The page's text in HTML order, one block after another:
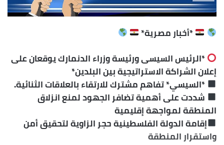
ل
ت
و
ن
ي
ا
*أخبار مصرية*
*الرئيس السيسى ورئيسة وزراء الدنمارك يوقعان على
إعلان الشراكة الاستراتيجية بين البلدين*
*السيسي* تفاهم مشترك للارتقاء بالعلاقات الثنائية.
شددت على أهمية تضافر الجهود لمنع انزلاق
المنطقة لمواجهة إقليمية
إقامة الدولة الفلسطينية حجر الزاوية لتحقيق أمن
واستقرار المنطقة